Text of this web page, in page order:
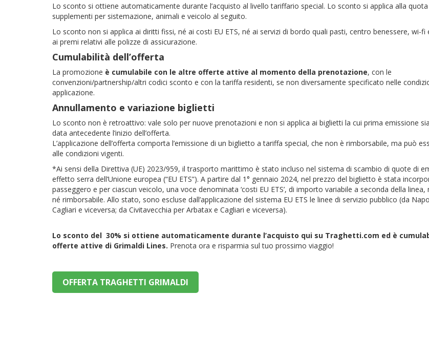
Lo sconto si ottiene automaticamente durante l’acquisto al livello tariffario special. Lo sconto si applica alla
supplementi per sistemazione, animali e veicolo al seguito.
Lo sconto non si applica ai diritti fissi, né ai costi EU ETS, né ai servizi di bordo quali pasti, centro benessere, wi-fi
ai premi relativi alle polizze di assicurazione.
Cumulabilità dell’offerta
La promozione è cumulabile con le altre offerte attive al momento della prenotazione, con le
convenzioni/partnership/altri codici sconto e con la tariffa residenti, se non diversamente specificato nelle
applicazione.
Annullamento e variazione biglietti
Lo sconto non è retroattivo: vale solo per nuove prenotazioni e non si applica ai biglietti la cui prima emissione
data antecedente l’inizio dell’offerta.
L’applicazione dell’offerta comporta l’emissione di un biglietto a tariffa special, che non è rimborsabile, ma può
alle condizioni vigenti.
*Ai sensi della Direttiva (UE) 2023/959, il trasporto marittimo è stato incluso nel sistema di scambio di quote di
effetto serra dell’Unione europea (“EU ETS”). A partire dal 1° gennaio 2024, nel prezzo del biglietto è stata
passeggero e per ciascun veicolo, una voce denominata ‘costi EU ETS’, di importo variabile a seconda della
né rimborsabile. Allo stato, sono escluse dall’applicazione del sistema EU ETS le linee di servizio pubblico (da
Cagliari e viceversa; da Civitavecchia per Arbatax e Cagliari e viceversa).
Lo sconto del 30% si ottiene automaticamente durante l’acquisto qui su Traghetti.com ed è
offerte attive di Grimaldi Lines. Prenota ora e risparmia sul tuo prossimo viaggio!
OFFERTA TRAGHETTI GRIMALDI